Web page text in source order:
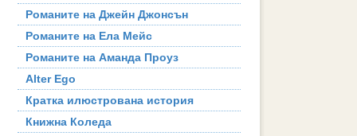
Романите на Джейн Джонсън
Романите на Ела Мейс
Романите на Аманда Проуз
Alter Ego
Кратка илюстрована история
Книжна Коледа